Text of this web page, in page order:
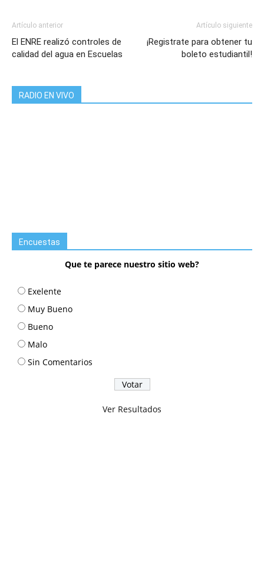
Artículo anterior
El ENRE realizó controles de
calidad del agua en Escuelas
Artículo siguiente
¡Registrate para obtener tu
boleto estudiantil!
RADIO EN VIVO
Encuestas
Que te parece nuestro sitio web?
Exelente
Muy Bueno
Bueno
Malo
Sin Comentarios
Ver Resultados